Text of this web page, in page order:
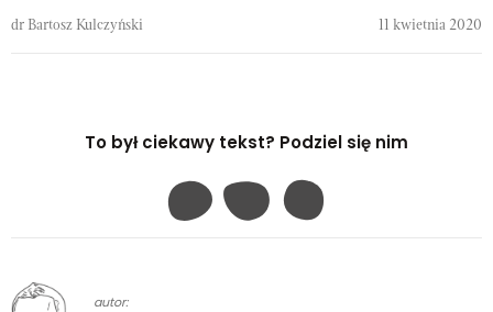
dr Bartosz Kulczyński 11 kwietnia 2020
To był ciekawy tekst? Podziel się nim
autor: